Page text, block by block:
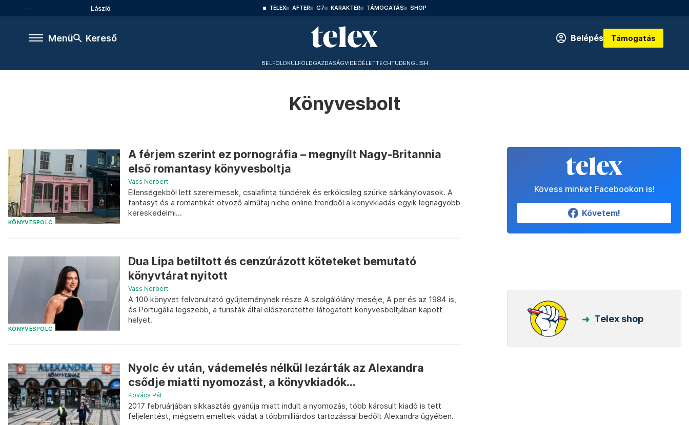
László TELEX AFTER G7 KARAKTER TÁMOGATÁS SHOP
Menü Kereső Belépés Támogatás
BELFÖLDKÜLFÖLDGAZDASÁGVIDEÓÉLETTECHTUDENGLISH
Könyvesbolt
KÖNYVESPOLC
A férjem szerint ez pornográfia – megnyílt Nagy-Britannia
első romantasy könyvesboltja
Vass Norbert
Ellenségekből lett szerelmesek, csalafinta tündérek és erkölcsileg szürke sárkánylovasok. A
fantasyt és a romantikát ötvöző alműfaj niche online trendből a könyvkiadás egyik legnagyobb
kereskedelmi...
KÖNYVESPOLC
Dua Lipa betiltott és cenzúrázott köteteket bemutató
könyvtárat nyitott
Vass Norbert
A 100 könyvet felvonultató gyűjteménynek része A szolgálólány meséje, A per és az 1984 is,
és Portugália legszebb, a turisták által előszeretettel látogatott könyvesboltjában kapott
helyet.
Nyolc év után, vádemelés nélkül lezárták az Alexandra
csődje miatti nyomozást, a könyvkiadók...
Kovács Pál
2017 februárjában sikkasztás gyanúja miatt indult a nyomozás, több károsult kiadó is tett
feljelentést, mégsem emeltek vádat a többmilliárdos tartozással bedőlt Alexandra ügyében.
Kövess minket Facebookon is!
Követem!
Telex shop